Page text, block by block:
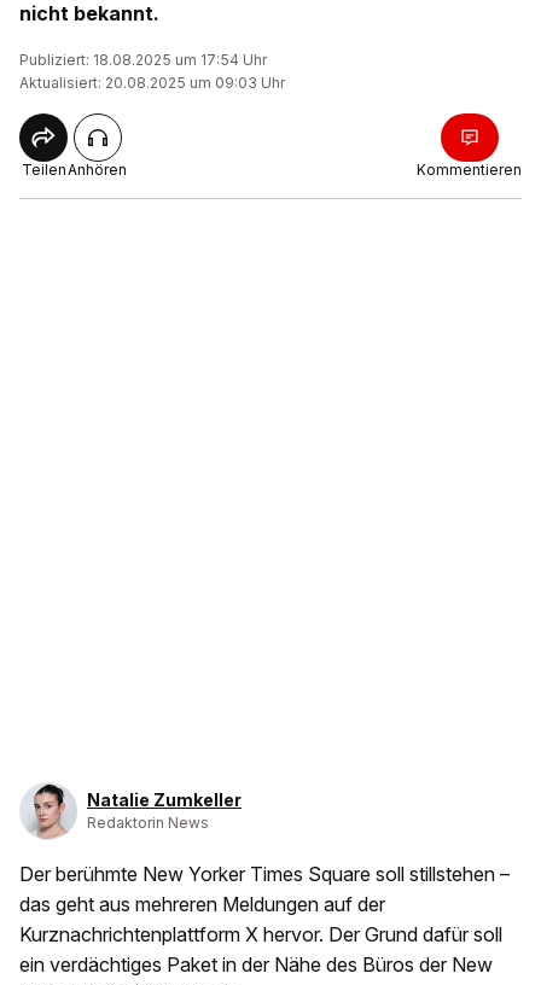
nicht bekannt.
Publiziert: 18.08.2025 um 17:54 Uhr
Aktualisiert: 20.08.2025 um 09:03 Uhr
TeilenAnhören Kommentieren
Natalie Zumkeller
Redaktorin News
Der berühmte New Yorker Times Square soll stillstehen –
das geht aus mehreren Meldungen auf der
Kurznachrichtenplattform X hervor. Der Grund dafür soll
ein verdächtiges Paket in der Nähe des Büros der New